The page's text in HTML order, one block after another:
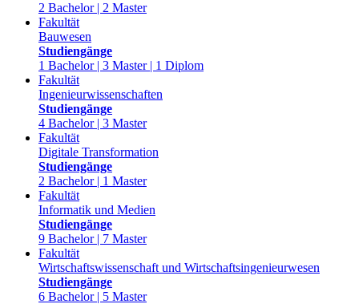
2 Bachelor | 2 Master
Fakultät
Bauwesen
Studiengänge
1 Bachelor | 3 Master | 1 Diplom
Fakultät
Ingenieurwissenschaften
Studiengänge
4 Bachelor | 3 Master
Fakultät
Digitale Transformation
Studiengänge
2 Bachelor | 1 Master
Fakultät
Informatik und Medien
Studiengänge
9 Bachelor | 7 Master
Fakultät
Wirtschaftswissenschaft und Wirtschaftsingenieurwesen
Studiengänge
6 Bachelor | 5 Master